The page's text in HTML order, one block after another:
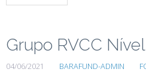
Grupo RVCC
04/06/2021 BARAFUND-ADMIN